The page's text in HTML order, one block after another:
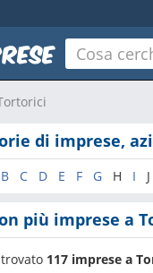
di imprese,
B C D E F G H I J
più imprese a
117 imprese a